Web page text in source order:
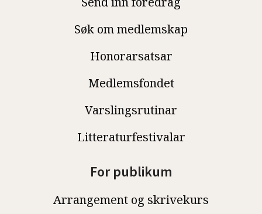
Søk om medlemskap
Honorarsatsar
Medlemsfondet
Varslingsrutinar
Litteraturfestivalar
For publikum
Arrangement og skrivekurs